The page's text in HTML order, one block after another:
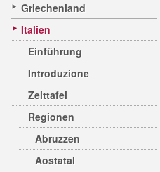
Griechenland
Italien
Einführung
Introduzione
Zeittafel
Regionen
Abruzzen
Aostatal